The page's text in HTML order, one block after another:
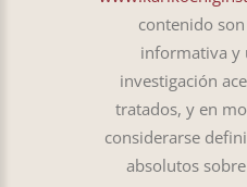
contenido
informativa y
investigación
tratados, y en
considerarse
absolutos